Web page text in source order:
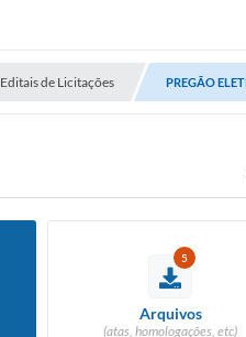
Editais de Licitações PREGÃO
5
Arquivos
(atas, homologações, etc)